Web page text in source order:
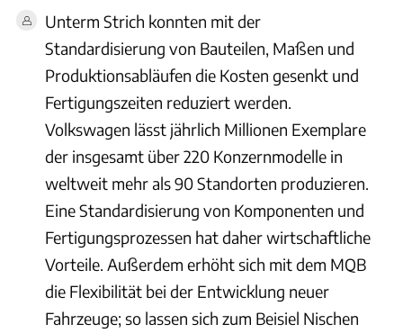
Unterm Strich konnten mit der
Standardisierung von Bauteilen, Maßen und
Produktionsabläufen die Kosten gesenkt und
Fertigungszeiten reduziert werden.
Volkswagen lässt jährlich Millionen Exemplare
der insgesamt über 220 Konzernmodelle in
weltweit mehr als 90 Standorten produzieren.
Eine Standardisierung von Komponenten und
Fertigungsprozessen hat daher wirtschaftliche
Vorteile. Außerdem erhöht sich mit dem MQB
die Flexibilität bei der Entwicklung neuer
Fahrzeuge; so lassen sich zum Beisiel Nischen